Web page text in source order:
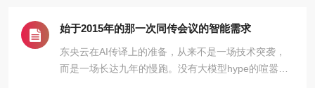
始于2015年的那一次同传会议的智能需求
东央云在AI传译上的准备，从来不是一场技术突袭，
而是一场长达九年的慢跑。没有大模型hype的喧嚣，